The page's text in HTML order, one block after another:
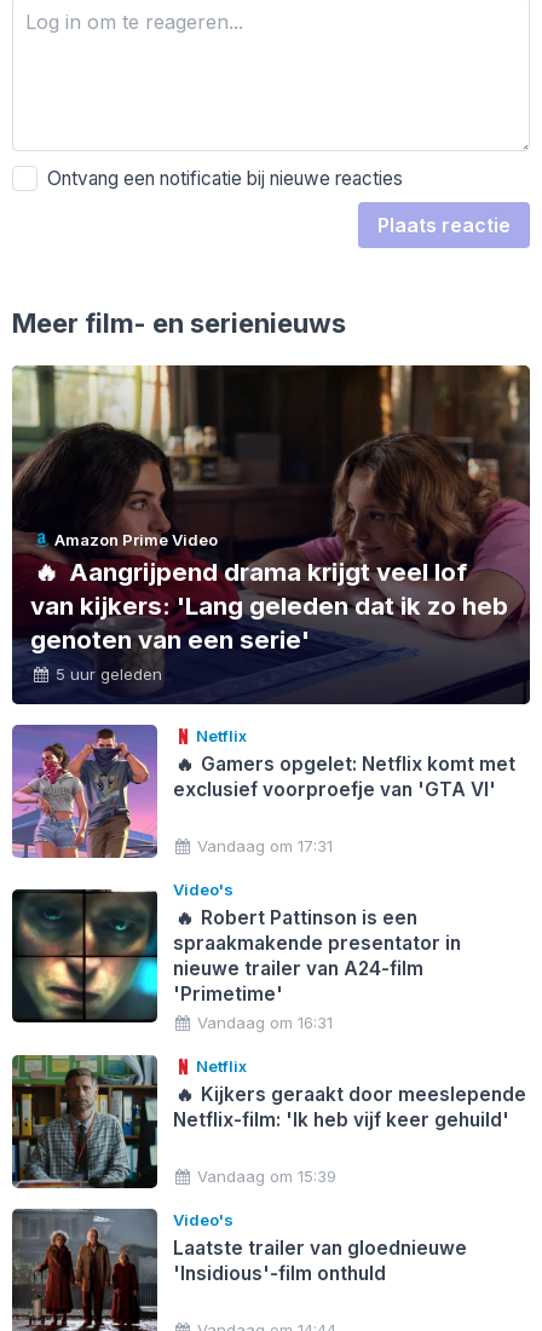
Ontvang een notificatie bij nieuwe reacties
Plaats reactie
Meer film- en serienieuws
Amazon Prime Video
🔥Aangrijpend drama krijgt veel lof
van kijkers: 'Lang geleden dat ik zo heb
genoten van een serie'
5 uur geleden
Netflix
🔥 Gamers opgelet: Netflix komt met
exclusief voorproefje van 'GTA VI'
Vandaag om 17:31
Video's
🔥 Robert Pattinson is een
spraakmakende presentator in
nieuwe trailer van A24-film
'Primetime'
Vandaag om 16:31
Netflix
🔥 Kijkers geraakt door meeslepende
Netflix-film: 'Ik heb vijf keer gehuild'
Vandaag om 15:39
Video's
Laatste trailer van gloednieuwe
'Insidious'-film onthuld